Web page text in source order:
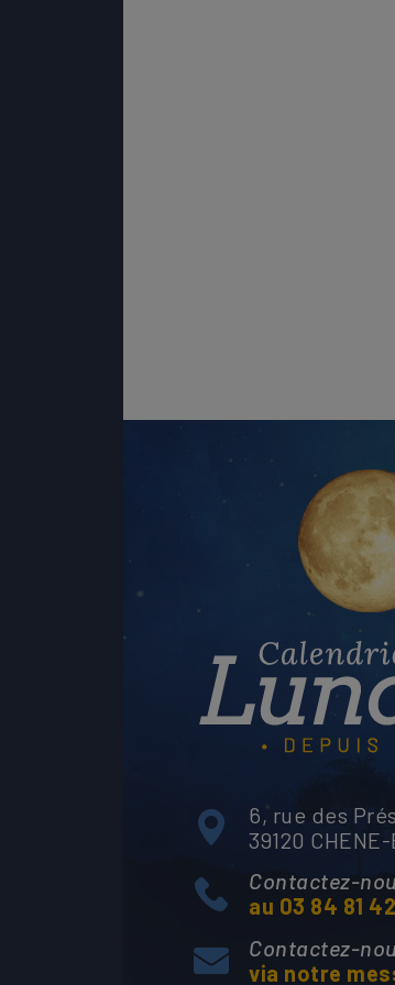
6, rue des
39120
Contactez-
au 03 84 81
Contactez-
via notre